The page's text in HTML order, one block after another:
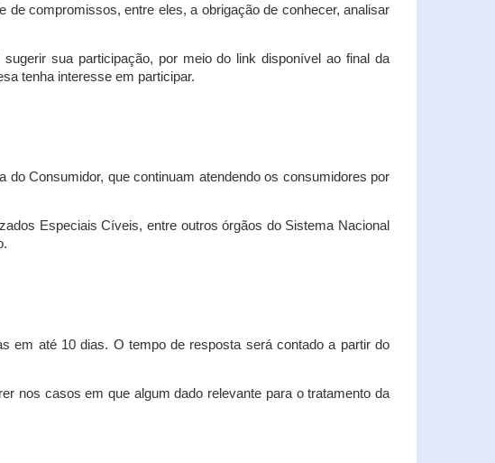
compromissos, entre eles, a obrigação de conhecer, analisar
sua participação, por meio do link disponível ao final da
tenha interesse em participar.
Consumidor, que continuam atendendo os consumidores por
Especiais Cíveis, entre outros órgãos do Sistema Nacional
em até 10 dias. O tempo de resposta será contado a partir do
nos casos em que algum dado relevante para o tratamento da